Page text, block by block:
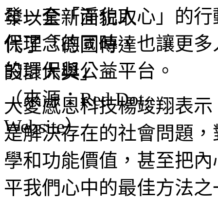
發一套「淨化人心」的
保理念的同時，也讓更
的環保與公益平台。
大愛感恩科技楊竣翔表
是解決存在的社會問題
學和功能價值，甚至把
平我們心中的最佳方法